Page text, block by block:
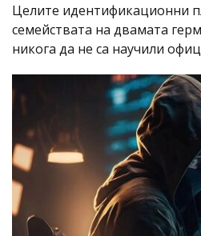
Целите идентификационни
семействата на двамата
никога да не са научили